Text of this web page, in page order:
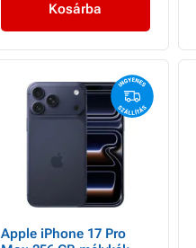
Kosárba
Apple iPhone 17 Pro